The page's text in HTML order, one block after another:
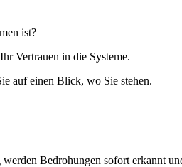
ist?
Vertrauen in die Systeme.
auf einen Blick, wo Sie stehen.
Bedrohungen sofort erkannt